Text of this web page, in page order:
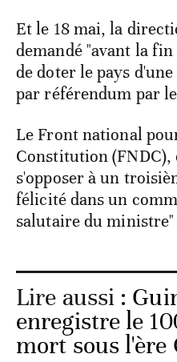
Et le 18 mai, la
demandé "avant la
de doter le pays
par référendum par
Le Front national
Constitution
s'opposer à un
félicité dans un
salutaire du ministre"
Lire aussi :
enregistre le
mort sous l'ère